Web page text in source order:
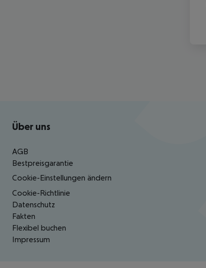
Footer navigation
Über uns
AGB
Bestpreisgarantie
Cookie-Einstellungen ändern
Cookie-Richtlinie
Datenschutz
Fakten
Flexibel buchen
Impressum